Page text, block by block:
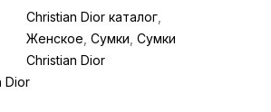
Christian Dior каталог
Женское ,Сумки ,Сумки
Christian Dior
Dior